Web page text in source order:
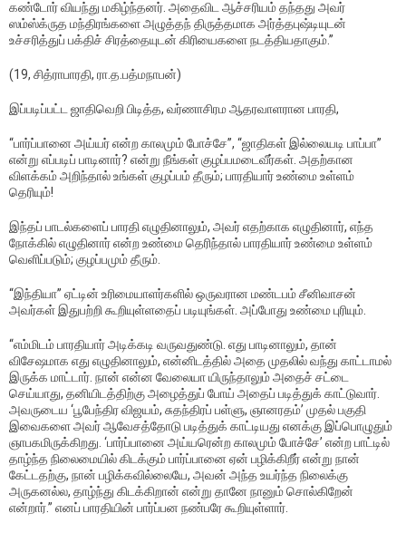
கண்டோர் வியந்து மகிழ்ந்தனர். அதைவிட ஆச்சரியம் தந்தது அவர்
ஸம்ஸ்க்ருத மந்திரங்களை அழுத்தந் திருத்தமாக அர்த்தபுஷ்டியுடன்
உச்சரித்துப் பக்திச் சிரத்தையுடன் கிரியைகளை நடத்தியதாகும்.’’
(19, சித்ராபாரதி, ரா.த.பத்மநாபன்)
இப்படிப்பட்ட ஜாதிவெறி பிடித்த, வர்ணாசிரம ஆதரவாளரான பாரதி,
“பார்ப்பானை அய்யர் என்ற காலமும் போச்சே’’, “ஜாதிகள் இல்லையடி பாப்பா’’
என்று எப்படிப் பாடினார்? என்று நீங்கள் குழப்பமடைவீர்கள். அதற்கான
விளக்கம் அறிந்தால் உங்கள் குழப்பம் தீரும்; பாரதியார் உண்மை உள்ளம்
தெரியும்!
இந்தப் பாடல்களைப் பாரதி எழுதினாலும், அவர் எதற்காக எழுதினார், எந்த
நோக்கில் எழுதினார் என்ற உண்மை தெரிந்தால் பாரதியார் உண்மை உள்ளம்
வெளிப்படும்; குழப்பமும் தீரும்.
“இந்தியா’’ ஏட்டின் உரிமையாளர்களில் ஒருவரான மண்டபம் சீனிவாசன்
அவர்கள் இதுபற்றி கூறியுள்ளதைப் படியுங்கள். அப்போது உண்மை புரியும்.
“எம்மிடம் பாரதியார் அடிக்கடி வருவதுண்டு. எது பாடினாலும், தான்
விசேஷமாக எது எழுதினாலும், என்னிடத்தில் அதை முதலில் வந்து காட்டாமல்
இருக்க மாட்டார். நான் என்ன வேலையா யிருந்தாலும் அதைச் சட்டை
செய்யாது, தனியிடத்திற்கு அழைத்துப் போய் அதைப் படித்துக் காட்டுவார்.
அவருடைய ‘பூபேந்திர விஜயம், சுதந்திரப் பள்ளு, ஞானரதம்’ முதல் பகுதி
இவைகளை அவர் ஆவேசத்தோடு படித்துக் காட்டியது எனக்கு இப்பொழுதும்
ஞாபகமிருக்கிறது. ‘பார்ப்பானை அய்யரென்ற காலமும் போச்சே’ என்ற பாட்டில்
தாழ்ந்த நிலைமையில் கிடக்கும் பார்ப்பானை ஏன் பழிக்கிறீர் என்று நான்
கேட்டதற்கு, நான் பழிக்கவில்லையே, அவன் அந்த உயர்ந்த நிலைக்கு
அருகனல்ல, தாழ்ந்து கிடக்கிறான் என்று தானே நானும் சொல்கிறேன்
என்றார்.’’ எனப் பாரதியின் பார்ப்பன நண்பரே கூறியுள்ளார்.